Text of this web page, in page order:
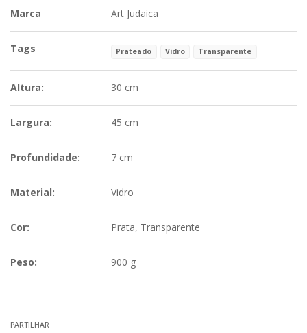
Marca Art Judaica
Tags Prateado Vidro Transparente
Altura: 30 cm
Largura: 45 cm
Profundidade: 7 cm
Material: Vidro
Cor: Prata, Transparente
Peso:
900 g
PARTILHAR